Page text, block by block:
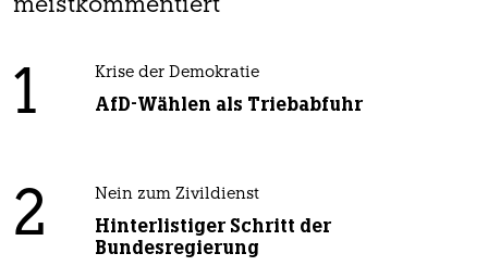
meistkommentiert
1 Krise der Demokratie
AfD-Wählen als Triebabfuhr
2 Nein zum Zivildienst
Hinterlistiger Schritt der
Bundesregierung